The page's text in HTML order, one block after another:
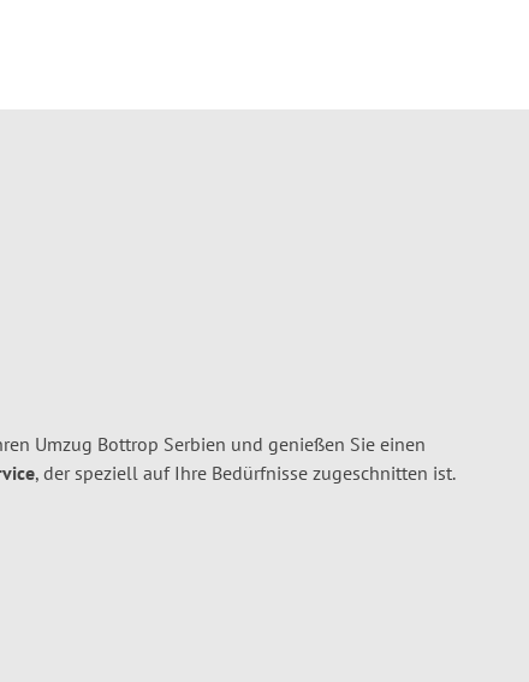
Umzug Bottrop Serbien und genießen Sie einen
, der speziell auf Ihre Bedürfnisse zugeschnitten ist.